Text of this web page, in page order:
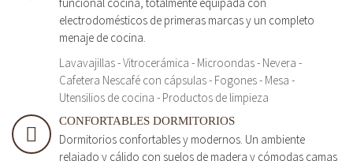
electrodomésticos de primeras marcas y un completo
menaje de cocina.
Lavavajillas - Vitrocerámica - Microondas - Nevera -
Cafetera Nescafé con cápsulas - Fogones - Mesa -
Utensilios de cocina - Productos de limpieza
CONFORTABLES DORMITORIOS
Dormitorios confortables y modernos. Un ambiente
relajado y cálido con suelos de madera y cómodas camas